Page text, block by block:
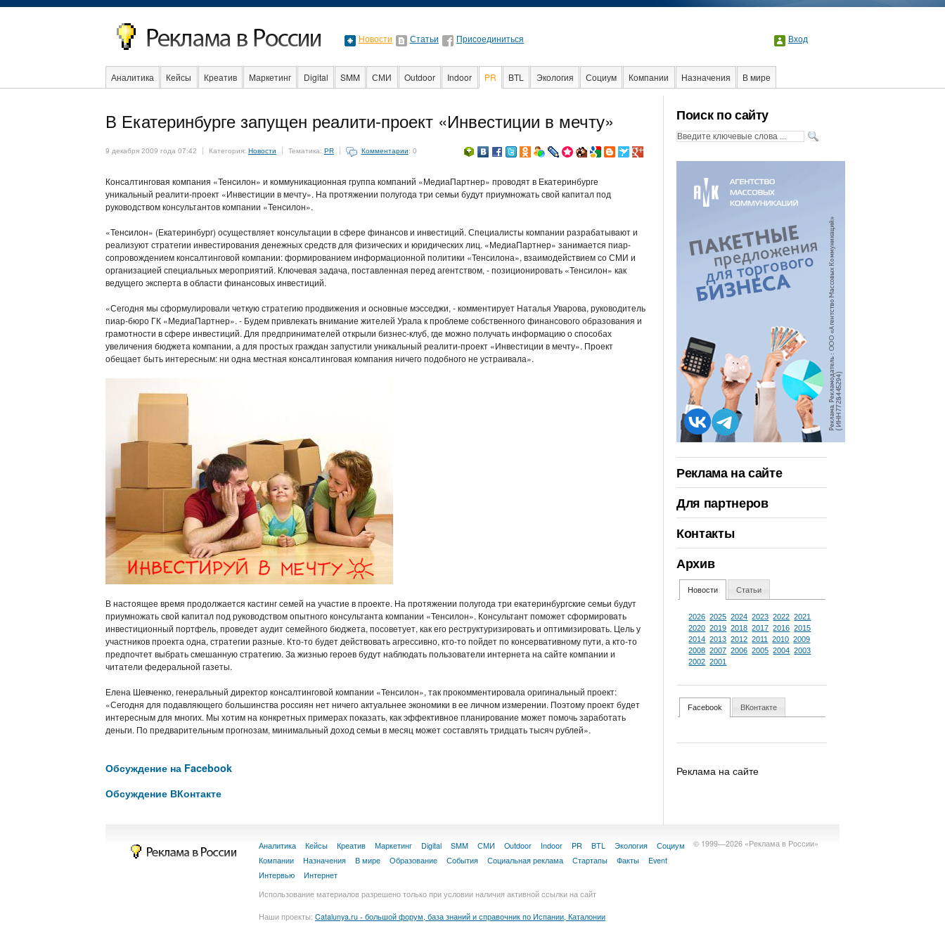
Новости Статьи Присоединиться Вход
Аналитика Кейсы Креатив Маркетинг Digital SMM СМИ Outdoor Indoor PR BTL Экология Социум Компании Назначения
В мире
Социальная реклама
Event
Интервью Интернет Поиск по сайту
Реклама на сайте
Для партнеров
Контакты
Архив
Новости Статьи
2026 2025 2024 2023 2022 2021
2020 2019 2018 2017 2016 2015
2014 2013 2012 2011 2010 2009
2008 2007 2006 2005 2004 2003
2002 2001
Facebook ВКонтакте
Реклама на сайте
В Екатеринбурге запущен реалити-проект «Инвестиции в мечту»
9 декабря 2009 года 07:42 Категория: Новости Тематика: PR Комментарии: 0
Консалтинговая компания «Тенсилон» и коммуникационная группа компаний «МедиаПартнер» проводят в Екатеринбурге
уникальный реалити-проект «Инвестиции в мечту». На протяжении полугода три семьи будут приумножать свой капитал под
руководством консультантов компании «Тенсилон».
«Тенcилон» (Екатеринбург) осуществляет консультации в сфере финансов и инвестиций. Специалисты компании разрабатывают и
реализуют стратегии инвестирования денежных средств для физических и юридических лиц. «МедиаПартнер» занимается пиар-
сопровождением консалтинговой компании: формированием информационной политики «Тенсилона», взаимодействием со СМИ и
организацией специальных мероприятий. Ключевая задача, поставленная перед агентством, - позиционировать «Тенсилон» как
ведущего эксперта в области финансовых инвестиций.
«Сегодня мы сформулировали четкую стратегию продвижения и основные мэсседжи, - комментирует Наталья Уварова, руководитель
пиар-бюро ГК «МедиаПартнер». - Будем привлекать внимание жителей Урала к проблеме собственного финансового образования и
грамотности в сфере инвестиций. Для предпринимателей открыли бизнес-клуб, где можно получать информацию о способах
увеличения бюджета компании, а для простых граждан запустили уникальный реалити-проект «Инвестиции в мечту». Проект
обещает быть интересным: ни одна местная консалтинговая компания ничего подобного не устраивала».
В настоящее время продолжается кастинг семей на участие в проекте. На протяжении полугода три екатеринбургские семьи будут
приумножать свой капитал под руководством опытного консультанта компании «Тенсилон». Консультант поможет сформировать
инвестиционный портфель, проведет аудит семейного бюджета, посоветует, как его реструктуризировать и оптимизировать. Цель у
участников проекта одна, стратегии разные. Кто-то будет действовать агрессивно, кто-то пойдет по консервативному пути, а кто-то
предпочтет выбрать смешанную стратегию. За жизнью героев будут наблюдать пользователи интернета на сайте компании и
читатели федеральной газеты.
Елена Шевченко, генеральный директор консалтинговой компании «Тенсилон», так прокомментировала оригинальный проект:
«Сегодня для подавляющего большинства россиян нет ничего актуальнее экономики в ее личном измерении. Поэтому проект будет
интересным для многих. Мы хотим на конкретных примерах показать, как эффективное планирование может помочь заработать
деньги. По предварительным прогнозам, минимальный доход семьи в месяц может составлять тридцать тысяч рублей».
Обсуждение на Facebook
Обсуждение ВКонтакте
© 1999—2026 «Реклама в России»
Аналитика Кейсы Креатив Маркетинг Digital SMM СМИ Outdoor Indoor PR BTL Экология
Социум
Компании
Назначения В мире Образование События Социальная реклама Стартапы Факты
Event
Интервью
Интернет
Использование материалов разрешено только при условии наличия активной ссылки на сайт
Наши проекты: Catalunya.ru - большой форум, база знаний и справочник по Испании, Каталонии